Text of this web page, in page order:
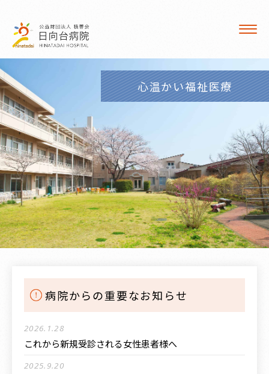
通案内
員募集
院広報誌
問看護 ひなた
241-0014 横浜市旭区市沢町1081
／045-373-4114FAX／045-373-4468
mail／hinata@green.ocn.ne.jp
心温かい福祉医療
病院からの重要なお知らせ
2026.1.28
これから新規受診される女性患者様へ
2025.9.20